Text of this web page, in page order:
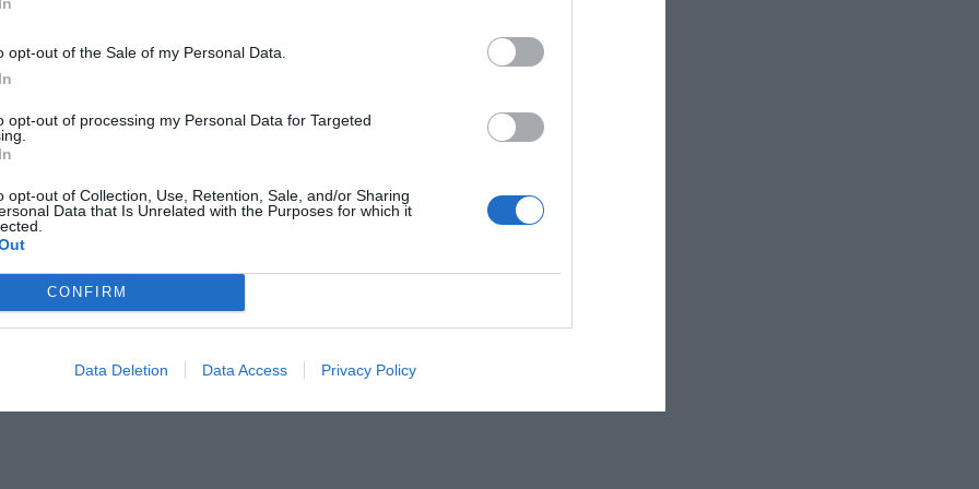
opt-out of the Sale of my Personal Data.
opt-out of processing my Personal Data for Targeted
opt-out of Collection, Use, Retention, Sale, and/or Sharing
Data that Is Unrelated with the Purposes for which it
CONFIRM
Data Deletion Data Access Privacy Policy
Tarragona del Col·legi d'Economistes, el cierre
“una bajada de la actividad productiva directa”,
directamente con las plantas. A estos
que proveen “algún tipo de servicio o
servicios de mantenimiento, las consultorías
más indirecta, comercios locales de
“Hay toda una serie de actividades
motor territorial que se pueden ver
Teruel. En términos cuantitativos, Ascó I,
3.000 personas entre trabajos directos e
en 10.500 los puestos de trabajo que se